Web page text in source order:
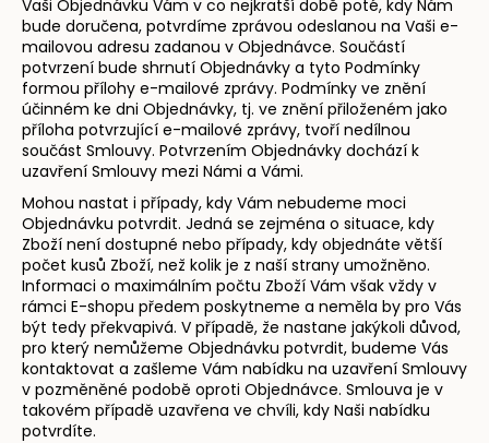
Vaši Objednávku Vám v co nejkratší době poté, kdy Nám
bude doručena, potvrdíme zprávou odeslanou na Vaši e-
mailovou adresu zadanou v Objednávce. Součástí
potvrzení bude shrnutí Objednávky a tyto Podmínky
formou přílohy e-mailové zprávy. Podmínky ve znění
účinném ke dni Objednávky, tj. ve znění přiloženém jako
příloha potvrzující e-mailové zprávy, tvoří nedílnou
součást Smlouvy. Potvrzením Objednávky dochází k
uzavření Smlouvy mezi Námi a Vámi.
Mohou nastat i případy, kdy Vám nebudeme moci
Objednávku potvrdit. Jedná se zejména o situace, kdy
Zboží není dostupné nebo případy, kdy objednáte větší
počet kusů Zboží, než kolik je z naší strany umožněno.
Informaci o maximálním počtu Zboží Vám však vždy v
rámci E-shopu předem poskytneme a neměla by pro Vás
být tedy překvapivá. V případě, že nastane jakýkoli důvod,
pro který nemůžeme Objednávku potvrdit, budeme Vás
kontaktovat a zašleme Vám nabídku na uzavření Smlouvy
v pozměněné podobě oproti Objednávce. Smlouva je v
takovém případě uzavřena ve chvíli, kdy Naši nabídku
potvrdíte.